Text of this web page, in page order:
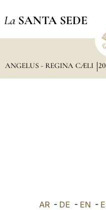
La SANTA SEDE
ANGELUS - REGINA CÆLI
AR- DE - EN -